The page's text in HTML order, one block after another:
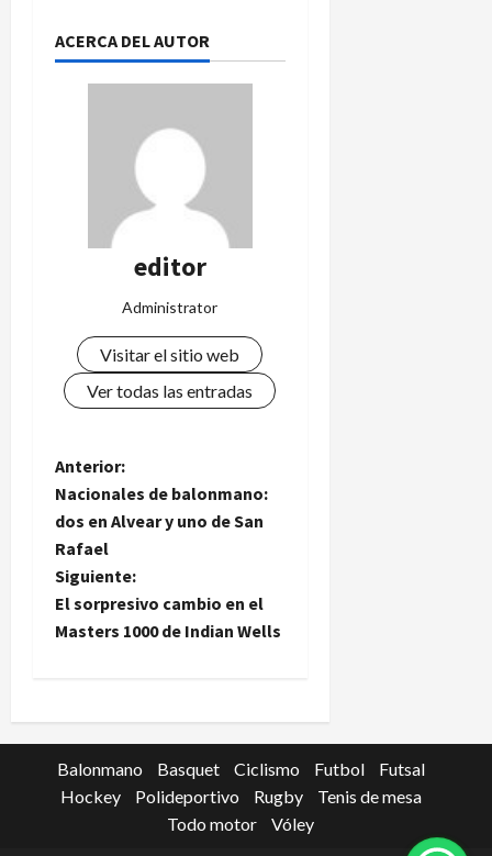
ACERCA DEL AUTOR
editor
Administrator
Visitar el sitio web
Ver todas las entradas
N
a
v
e
c
i
Anterior:
Nacionales de balonmano:
dos en Alvear y uno de San
Rafael
Siguiente:
El sorpresivo cambio en el
Masters 1000 de Indian Wells
Balonmano Basquet Ciclismo Futbol
Futsal
Hockey
Polideportivo Rugby
Tenis de mesa
Todo motor
Vóley